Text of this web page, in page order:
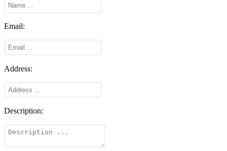
Email:
Address:
Description: